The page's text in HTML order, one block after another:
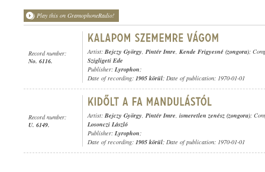
Play this on GramophoneRadio!
Record number:
No. 6116.
Artist: Bejczy György, Pintér Imre, Kende Frigyesné (zongora);
Szigligeti Ede
Publisher: Lyrophon;
Date of recording: 1905 körül; Date of publication: 1970-01-01
Record number:
U. 6149.
Artist: Bejczy György, Pintér Imre, ismeretlen zenész (zongora);
Losonczi László
Publisher: Lyrophon;
Date of recording: 1905 körül; Date of publication: 1970-01-01